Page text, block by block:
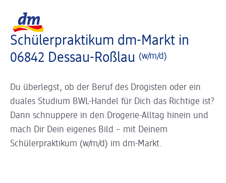
Schülerpraktikum dm-Markt in
06842 Dessau-Roßlau (w/m/d)
Du überlegst, ob der Beruf des Drogisten oder ein
duales Studium BWL-Handel für Dich das Richtige ist?
Dann schnuppere in den Drogerie-Alltag hinein und
mach Dir Dein eigenes Bild – mit Deinem
Schülerpraktikum (w/m/d) im dm-Markt.